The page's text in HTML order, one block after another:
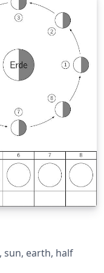
sun, earth, half